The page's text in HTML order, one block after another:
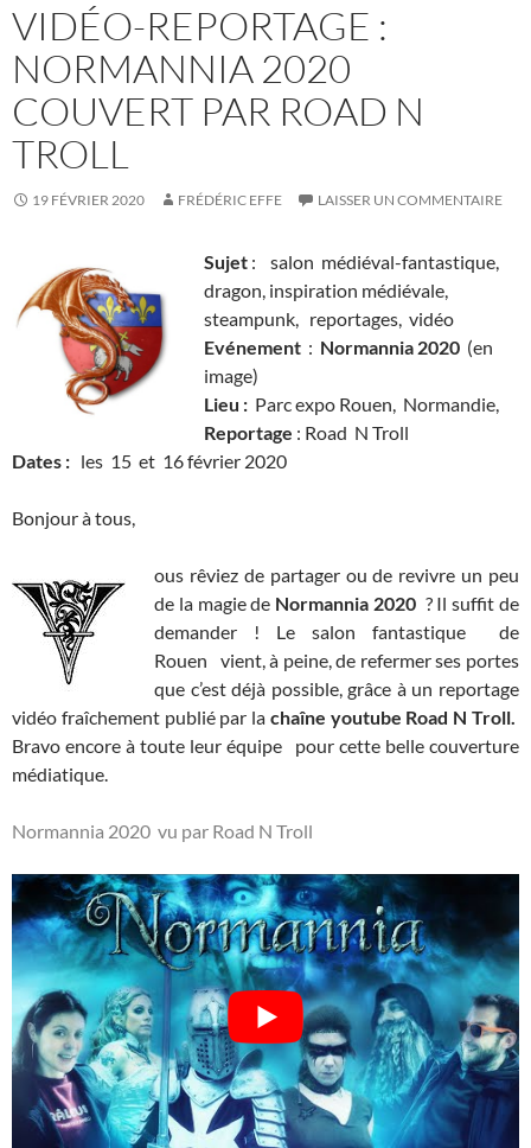
VIDÉO-REPORTAGE :
NORMANNIA 2020
COUVERT PAR ROAD N
TROLL
19 FÉVRIER 2020 FRÉDÉRIC EFFE LAISSER UN COMMENTAIRE
Sujet : salon médiéval-fantastique,
dragon, inspiration médiévale,
steampunk, reportages, vidéo
Evénement : Normannia 2020 (en
image)
Lieu : Parc expo Rouen, Normandie,
Reportage : Road N Troll
Dates : les 15 et 16 février 2020
Bonjour à tous,
ous rêviez de partager ou de revivre un peu
de la magie de Normannia 2020 ? Il suffit de
demander ! Le salon fantastique de
Rouen vient, à peine, de refermer ses portes
que c’est déjà possible, grâce à un reportage
vidéo fraîchement publié par la chaîne youtube Road N Troll.
Bravo encore à toute leur équipe pour cette belle couverture
médiatique.
Normannia 2020 vu par Road N Troll